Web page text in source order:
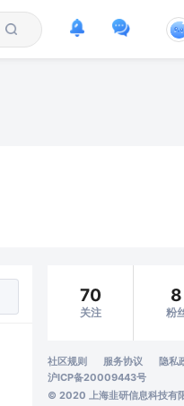
70
关注
8
粉
社区规则 服务协议
隐私
沪ICP备20009443号
© 2020 上海韭研信息科技有